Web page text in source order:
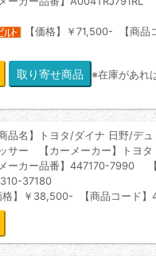
【価格】￥71,500- 【商品
※在庫があれ
商品名】トヨタ/ダイナ 日野/デ
サー 【カーメーカー】トヨタ
メーカー品番】447170-7990 【
37180
格】￥38,500- 【商品コード】